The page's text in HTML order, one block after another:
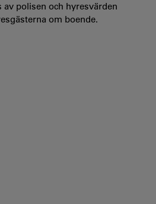
polisen och hyresvärden
om boende.